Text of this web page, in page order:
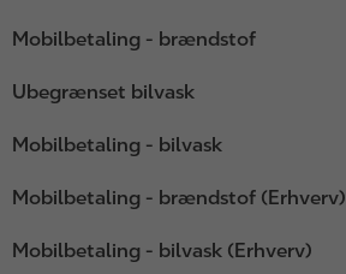
Mobilbetaling - brændstof
Ubegrænset bilvask
Mobilbetaling - bilvask
Mobilbetaling - brændstof (Erhverv)
Mobilbetaling - bilvask (Erhverv)